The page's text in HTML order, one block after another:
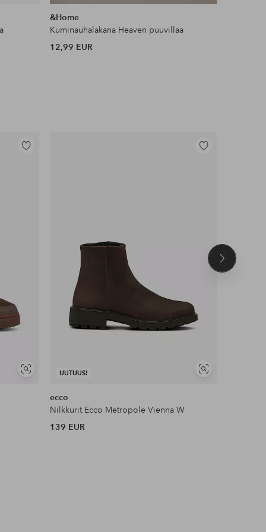
samankaltaisia
&Home
Kuminauhalakana Heaven puuvillaa
12,99 EUR
Näytä
Lisää
UUTUUS!
Näytä
Lisää
ecco
Nilkkurit Ecco Metropole Vienna W
139 EUR
Seuraava